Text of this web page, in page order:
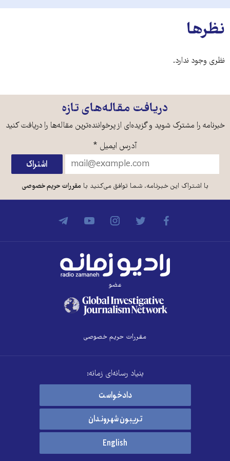
نظرها
نظری وجود ندارد.
دریافت مقاله‌های تازه
خبرنامه را مشترک شوید و گزیده‌ای از پرخواننده‌ترین مقاله‌ها را دریافت کنید
آدرس ایمیل *
با اشتراک این خبرنامه، شما توافق می‌کنید بامقررات حریم خصوصی
عضو
مقررات حریم خصوصی
بنیاد رسانه‌ای زمانه:
دادخواست
تریبون شهروندان
English